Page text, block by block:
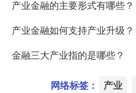
产业金融的主要形式有哪些？
产业金融如何支持产业升级？
金融三大产业指的是哪些？
网络标签： 产业